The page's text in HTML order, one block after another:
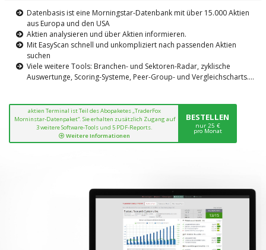
Datenbasis ist eine Morningstar-Datenbank mit über 15.000 Aktien
aus Europa und den USA
Aktien analysieren und über Aktien informieren.
Mit EasyScan schnell und unkompliziert nach passenden Aktien
suchen
Viele weitere Tools: Branchen- und Sektoren-Radar, zyklische
Auswertunge, Scoring-Systeme, Peer-Group- und Vergleichscharts....
aktien Terminal ist Teil des Abopaketes „TraderFox
Morninstar-Datenpaket“. Sie erhalten zusätzlich Zugang auf
3 weitere Software-Tools und 5 PDF-Reports.
Weitere Informationen
BESTELLEN
nur 25 €
pro Monat